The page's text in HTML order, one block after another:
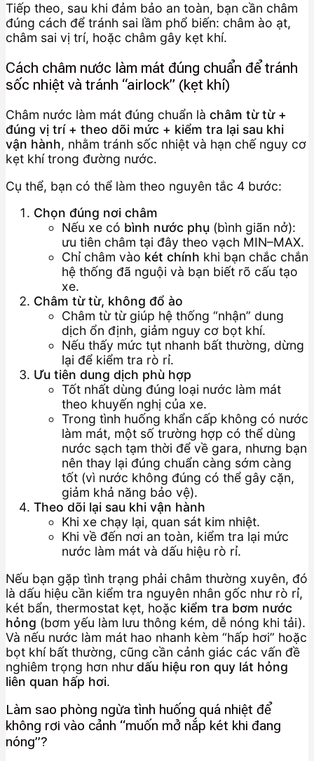
Tiếp theo, sau khi đảm bảo an toàn, bạn cần châm
đúng cách để tránh sai lầm phổ biến: châm ào ạt,
châm sai vị trí, hoặc châm gây kẹt khí.
Cách châm nước làm mát đúng chuẩn để tránh
sốc nhiệt và tránh “airlock” (kẹt khí)
Châm nước làm mát đúng chuẩn là châm từ từ +
đúng vị trí + theo dõi mức + kiểm tra lại sau khi
vận hành, nhằm tránh sốc nhiệt và hạn chế nguy cơ
kẹt khí trong đường nước.
Cụ thể, bạn có thể làm theo nguyên tắc 4 bước:
Chọn đúng nơi châm
Nếu xe có bình nước phụ (bình giãn nở):
ưu tiên châm tại đây theo vạch MIN–MAX.
Chỉ châm vào két chính khi bạn chắc chắn
hệ thống đã nguội và bạn biết rõ cấu tạo
xe.
Châm từ từ, không đổ ào
Châm từ từ giúp hệ thống “nhận” dung
dịch ổn định, giảm nguy cơ bọt khí.
Nếu thấy mức tụt nhanh bất thường, dừng
lại để kiểm tra rò rỉ.
Ưu tiên dung dịch phù hợp
Tốt nhất dùng đúng loại nước làm mát
theo khuyến nghị của xe.
Trong tình huống khẩn cấp không có nước
làm mát, một số trường hợp có thể dùng
nước sạch tạm thời để về gara, nhưng bạn
nên thay lại đúng chuẩn càng sớm càng
tốt (vì nước không đúng có thể gây cặn,
giảm khả năng bảo vệ).
Theo dõi lại sau khi vận hành
Khi xe chạy lại, quan sát kim nhiệt.
Khi về đến nơi an toàn, kiểm tra lại mức
nước làm mát và dấu hiệu rò rỉ.
Nếu bạn gặp tình trạng phải châm thường xuyên, đó
là dấu hiệu cần kiểm tra nguyên nhân gốc như rò rỉ,
két bẩn, thermostat kẹt, hoặc kiểm tra bơm nước
hỏng (bơm yếu làm lưu thông kém, dễ nóng khi tải).
Và nếu nước làm mát hao nhanh kèm “hấp hơi” hoặc
bọt khí bất thường, cũng cần cảnh giác các vấn đề
nghiêm trọng hơn nhưdấu hiệu ron quy lát hỏng
liên quan hấp hơi.
Làm sao phòng ngừa tình huống quá nhiệt để
không rơi vào cảnh “muốn mở nắp két khi đang
nóng”?